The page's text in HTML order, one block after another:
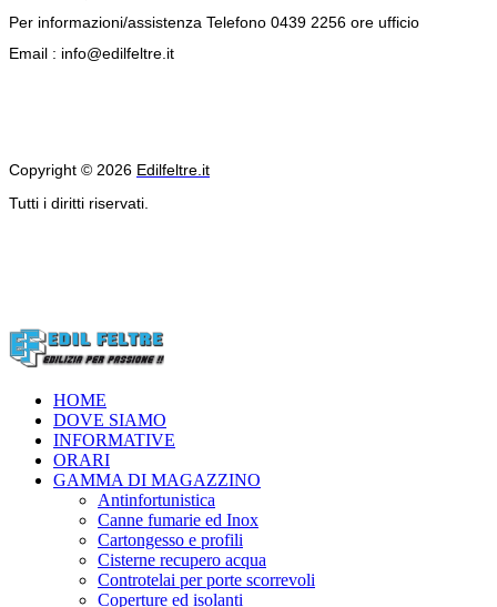
Per informazioni/assistenza Telefono 0439 2256 ore ufficio
Email : info@edilfeltre.it
Copyright © 2026 Edilfeltre.it
Tutti i diritti riservati.
HOME
DOVE SIAMO
INFORMATIVE
ORARI
GAMMA DI MAGAZZINO
Antinfortunistica
Canne fumarie ed Inox
Cartongesso e profili
Cisterne recupero acqua
Controtelai per porte scorrevoli
Coperture ed isolanti